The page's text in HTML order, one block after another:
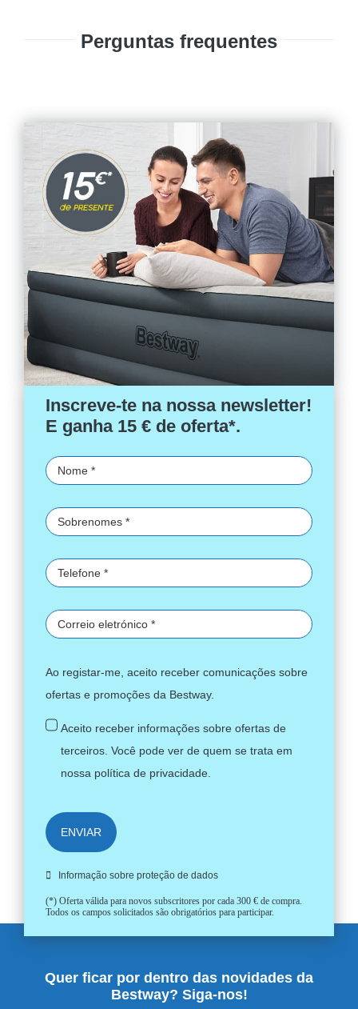
Perguntas frequentes
Inscreve-te na nossa newsletter!
E ganha 15 € de oferta*.
Ao registar-me, aceito receber comunicações sobre
ofertas e promoções da Bestway.
Aceito receber informações sobre ofertas de
terceiros. Você pode ver de quem se trata em
nossa política de privacidade.
ENVIAR
Informação sobre proteção de dados
(*) Oferta válida para novos subscritores por cada 300 € de compra.
Todos os campos solicitados são obrigatórios para participar.
Quer ficar por dentro das novidades da
Bestway? Siga-nos!